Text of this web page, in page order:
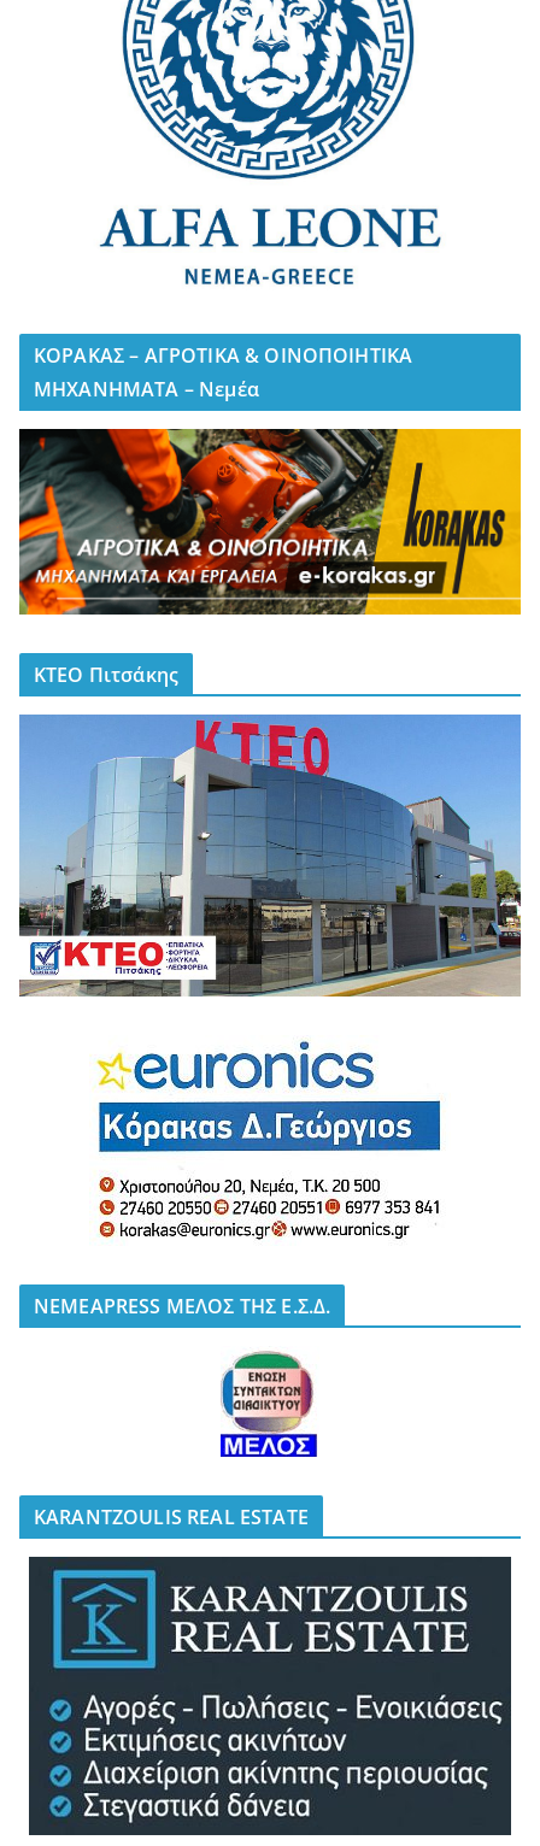
ΚΟΡΑΚΑΣ – ΑΓΡΟΤΙΚΑ & ΟΙΝΟΠΟΙΗΤΙΚΑ
ΜΗΧΑΝΗΜΑΤΑ – Νεμέα
ΚΤΕΟ Πιτσάκης
NEMEAPRESS ΜΕΛΟΣ ΤΗΣ Ε.Σ.Δ.
KARANTZOULIS REAL ESTATE